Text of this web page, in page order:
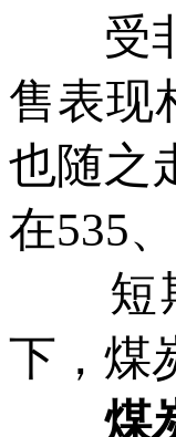
受非
售表现
也随之
在535
短期
下，煤
煤炭